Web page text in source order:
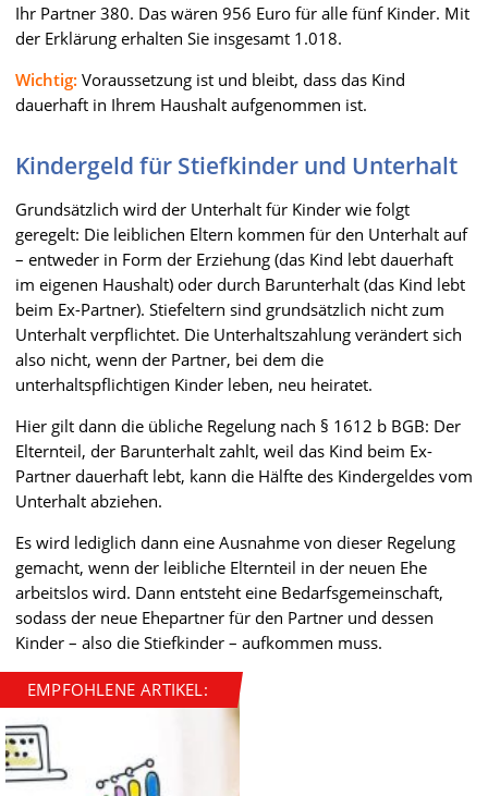
Ihr Partner 380. Das wären 956 Euro für alle fünf Kinder. Mit
der Erklärung erhalten Sie insgesamt 1.018.
Wichtig: Voraussetzung ist und bleibt, dass das Kind
dauerhaft in Ihrem Haushalt aufgenommen ist.
Kindergeld für Stiefkinder und Unterhalt
Grundsätzlich wird der Unterhalt für Kinder wie folgt
geregelt: Die leiblichen Eltern kommen für den Unterhalt auf
– entweder in Form der Erziehung (das Kind lebt dauerhaft
im eigenen Haushalt) oder durch Barunterhalt (das Kind lebt
beim Ex-Partner). Stiefeltern sind grundsätzlich nicht zum
Unterhalt verpflichtet. Die Unterhaltszahlung verändert sich
also nicht, wenn der Partner, bei dem die
unterhaltspflichtigen Kinder leben, neu heiratet.
Hier gilt dann die übliche Regelung nach § 1612 b BGB: Der
Elternteil, der Barunterhalt zahlt, weil das Kind beim Ex-
Partner dauerhaft lebt, kann die Hälfte des Kindergeldes vom
Unterhalt abziehen.
Es wird lediglich dann eine Ausnahme von dieser Regelung
gemacht, wenn der leibliche Elternteil in der neuen Ehe
arbeitslos wird. Dann entsteht eine Bedarfsgemeinschaft,
sodass der neue Ehepartner für den Partner und dessen
Kinder – also die Stiefkinder – aufkommen muss.
EMPFOHLENE ARTIKEL: